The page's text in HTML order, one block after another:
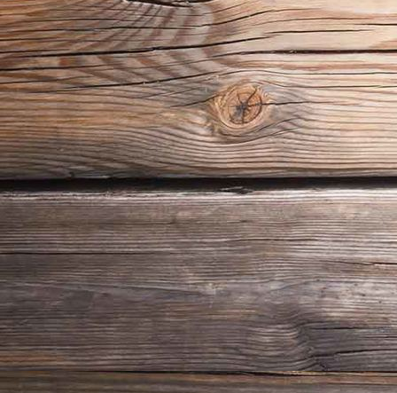
Lernset